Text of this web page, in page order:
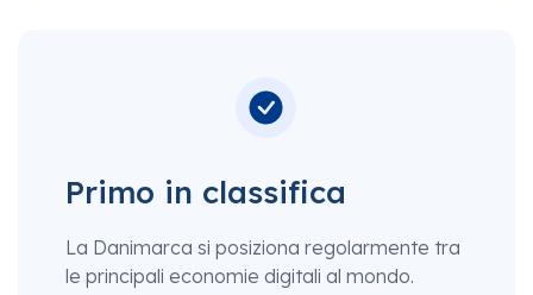
Primo in classifica
La Danimarca si posiziona regolarmente tra
le principali economie digitali al mondo.